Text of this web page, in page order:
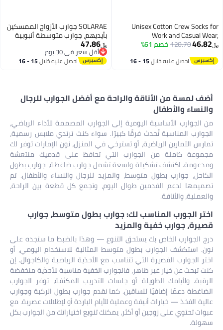
Unisex Cotton Crew Socks for
Work and Casual Wear,
Comfortable Mid,calf Fashion
Pairs
﷼‏46.82
120.70خصم 61%
احصل عليه خلال 15 - 16
SOLARAE جوارب الأزواج الممسكين
بأيديهم، جوارب متوسطة أنبوبية
مغناطيسية للجنسين، جوارب
مضحكة متطابقة للأزواج، تصميم
لطيف ممسك باليدين، نمط أنبوب
﷼‏47.86
أقل سعر في 30 يوم
أقل سعر في 30 يوماحصل عليه خلال 15 - 16
أضف لمسة من الأناقة والراحة مع أفضل الجوارب للرجال
والنساء والأطفال
من الجوارب الأساسية اليومية إلى الجوارب المصممة للأداء الرياضي،
الجوارب المناسبة تُحدث فرقًا كبيرًا. سواء كنت ترتدي ملابس رسمية،
تمارس التمارين الرياضية، أو تسترخي في المنزل، نون الإمارات توفر لك
مجموعة كاملة من الجوارب التي تحافظ على قدميك منتعشة
ومدعومة. اكتشف تشكيلة واسعة تشمل جوارب ضاغطة، جوارب بطول
الكاحل، جوارب بطول متوسط، والمزيد للرجال والنساء والأطفال. تم
تصميمها لدعم القدمين طوال اليوم، وتجمع كل قطعة بين الراحة،
والعملية، والأناقة.
اختر الجورب المناسب لك: جوارب بطول متوسط، جوارب
قصيرة، جوارب خفية والمزيد
درج الجوارب الخاص بك يستحق التنوع — وهذا بالضبط ما ستجده على
نون. استكشف الجوارب بطول متوسط المثالية للاستخدام اليومي، أو
اختر الجوارب القصيرة التي تتناسب مع الأحذية الرياضية والكاجوال. إن
كنت تبحث عن خيار غير ظاهر، فالجوارب الخفية مناسبة للأحذية منخفضة
الرقبة. ولأيامك الطويلة أو جلسات التدريب المكثفة، توفر الجوارب
الضاغطة دعمًا إضافيًا للساقين. كما نقدم جوارب بطول الركبة وجوارب
عالية الفخذ — خيارات أنيقة وعملية للأيام الباردة أو لإطلالات عصرية. مع
عبوات تحتوي على زوجين أو أكثر، يمكنك تنويع اختياراتك من الجوارب بكل
سهولة.